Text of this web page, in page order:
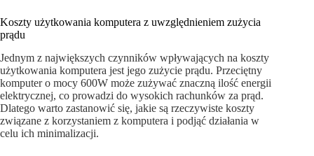
Koszty użytkowania komputera z uwzględnieniem zużycia
prądu
Jednym z największych czynników wpływających na koszty
użytkowania komputera jest jego zużycie prądu. Przeciętny
komputer o mocy 600W może zużywać znaczną ilość energii
elektrycznej, co prowadzi do wysokich rachunków za prąd.
Dlatego warto zastanowić się, jakie są rzeczywiste koszty
związane z korzystaniem z komputera i podjąć działania w
celu ich minimalizacji.